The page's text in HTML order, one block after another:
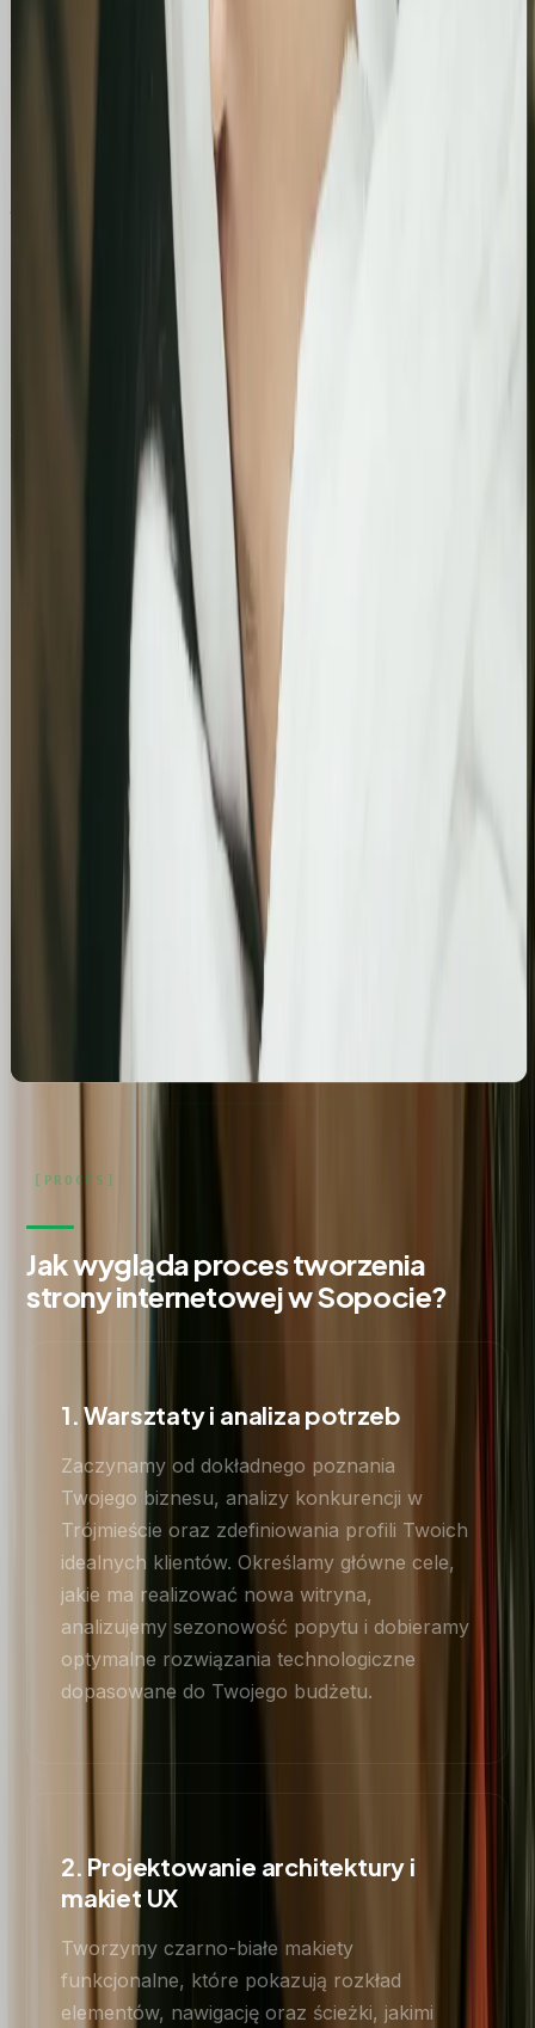
Zobacz, jak pomogliśmy innym
Skokowy wzrost widoczności organicznej:
Zwiększenie kliknięć z Google o 739%
Podsumowanie działań SEO za jeden bardzo mocny
miesiąc. Strona zanotowała kilkukrotny wzrost w
liczbie kliknięć i wyświetleń, potwierdzając
skuteczność wprowadzonych poprawek
technicznych i treściowych.
Optymalizacja wizytówki Google i pozycjonowanie
lokalne salonu Bling&Bliss
Szczegółowa optymalizacja wizytówki Google
Business Profile dla gabinetu piercingu i zabiegów
estetycznych z ukierunkowaniem na kluczowe frazy
Kosmetolog Rosanna
Profesjonalny profil Google i pozycjonowanie lokalne
salonu kosmetologicznego
Zbudowanie i optymalizacja wizytówki Google dla
gabinetu kosmetologicznego Rosanna. Pełne
wdrożenie wizytówki, spójność NAP oraz integracja z
profilami społecznościowymi i stroną www.
Jak wygląda proces tworzenia
strony internetowej w Sopocie?
1. Warsztaty i analiza potrzeb
Zaczynamy od dokładnego poznania
Twojego biznesu, analizy konkurencji w
Trójmieście oraz zdefiniowania profili Twoich
idealnych klientów. Określamy główne cele,
jakie ma realizować nowa witryna,
analizujemy sezonowość popytu i dobieramy
optymalne rozwiązania technologiczne
dopasowane do Twojego budżetu.
2. Projektowanie architektury i
makiet UX
Tworzymy czarno-białe makiety
funkcjonalne, które pokazują rozkład
elementów, nawigację oraz ścieżki, jakimi